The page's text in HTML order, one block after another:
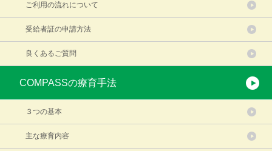
ご利用の流れについて
受給者証の申請方法
良くあるご質問
COMPASSの療育手法
３つの基本
主な療育内容